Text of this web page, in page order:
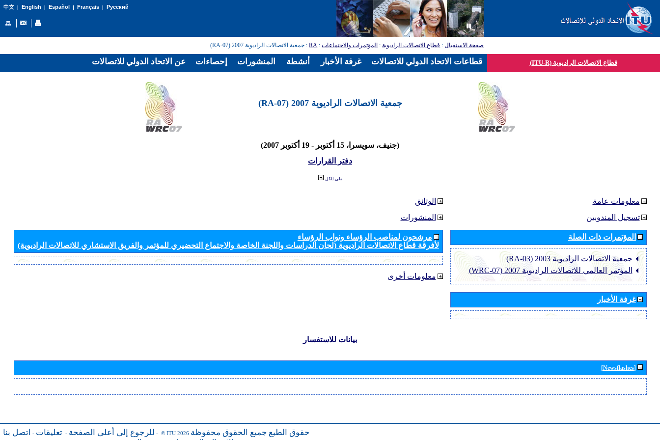
中文| English | Español | Français| Русский
صفحة الاستقبال: قطاع الاتصالات الراديوية: المؤتمرات والاجتماعات:
RA: جمعية الاتصالات الراديوية 2007 (RA-07)
قطاع الاتصالات الراديوية (ITU-R)
جمعية الاتصالات الراديوية 2007 (RA-07)
(جنيف، سويسرا، 15 أكتوبر - 19 أكتوبر 2007)
دفتر القرارات
طي الكل
الوثائق
المنشورات
مرشحون لمناصب الرؤساء ونواب الرؤساء
لأفرقة قطاع الاتصالات الراديوية (لجان الدراسات واللجنة الخاصة والاجتماع التحضيري للمؤتمر والفريق الاستشاري للاتصالات الراديوية)
معلومات أخرى
معلومات عامة
تسجيل المندوبين
المؤتمرات ذات الصلة
جمعية الاتصالات الراديوية 2003 (RA-03)
المؤتمر العالمي للاتصالات الراديوية 2007 (WRC-07)
غرفة الأخبار
بيانات للاستفسار
[Newsflashes]
للرجوع إلى أعلى الصفحة - تعليقات - اتصل بنا - © ITU 2026 حقوق الطبع جميع الحقوق محفوظة
عن الاتحاد الدولي للاتصالات إحصاءات المنشورات أنشطة غرفة الأخبار قطاعات الاتحاد الدولي للاتصالات